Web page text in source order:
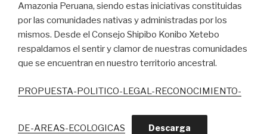
Amazonia Peruana, siendo estas iniciativas constituidas
por las comunidades nativas y administradas por los
mismos. Desde el Consejo Shipibo Konibo Xetebo
respaldamos el sentir y clamor de nuestras comunidades
que se encuentran en nuestro territorio ancestral.
PROPUESTA-POLITICO-LEGAL-RECONOCIMIENTO-
DE-AREAS-ECOLOGICAS Descarga